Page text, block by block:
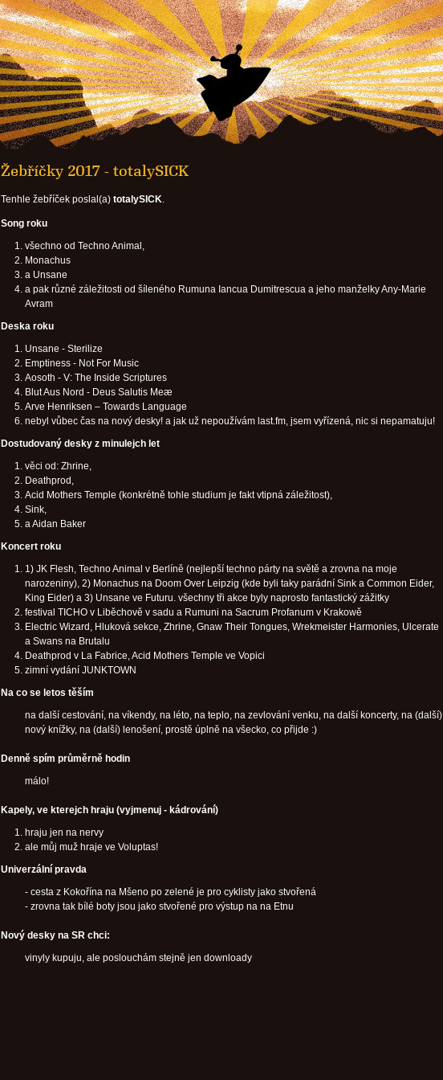
Žebříčky 2017 - totalySICK
Tenhle žebříček poslal(a) totalySICK.
Song roku
všechno od Techno Animal,
Monachus
a Unsane
a pak různé záležitosti od šíleného Rumuna Iancua Dumitrescua a jeho manželky Any-Marie
Avram
Deska roku
Unsane - Sterilize
Emptiness - Not For Music
Aosoth - V: The Inside Scriptures
Blut Aus Nord - Deus Salutis Meæ
Arve Henriksen – Towards Language
nebyl vůbec čas na nový desky! a jak už nepoužívám last.fm, jsem vyřízená, nic si nepamatuju!
Dostudovaný desky z minulejch let
věci od: Zhrine,
Deathprod,
Acid Mothers Temple (konkrétně tohle studium je fakt vtipná záležitost),
Sink,
a Aidan Baker
Koncert roku
1) JK Flesh, Techno Animal v Berlíně (nejlepší techno párty na světě a zrovna na moje
narozeniny), 2) Monachus na Doom Over Leipzig (kde byli taky parádní Sink a Common Eider,
King Eider) a 3) Unsane ve Futuru. všechny tři akce byly naprosto fantastický zážitky
festival TICHO v Liběchově v sadu a Rumuni na Sacrum Profanum v Krakowě
Electric Wizard, Hluková sekce, Zhrine, Gnaw Their Tongues, Wrekmeister Harmonies, Ulcerate
a Swans na Brutalu
Deathprod v La Fabrice, Acid Mothers Temple ve Vopici
zimní vydání JUNKTOWN
Na co se letos těším
na další cestování, na víkendy, na léto, na teplo, na zevlování venku, na další koncerty, na (další)
nový knížky, na (další) lenošení, prostě úplně na všecko, co přijde :)
Denně spím průměrně hodin
málo!
Kapely, ve kterejch hraju (vyjmenuj - kádrování)
hraju jen na nervy
ale můj muž hraje ve Voluptas!
Univerzální pravda
- cesta z Kokořína na Mšeno po zelené je pro cyklisty jako stvořená
- zrovna tak bílé boty jsou jako stvořené pro výstup na na Etnu
Nový desky na SR chci:
vinyly kupuju, ale poslouchám stejně jen downloady